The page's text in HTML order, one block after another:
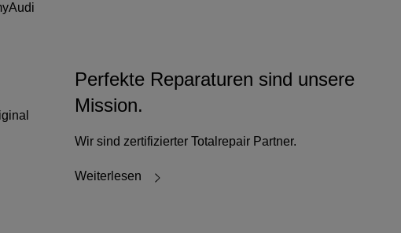
Perfekte Reparaturen sind unsere
Mission.
Wir sind zertifizierter Totalrepair Partner.
Weiterlesen